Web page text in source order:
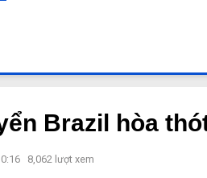
Brazil hòa
8,062 lượt xem